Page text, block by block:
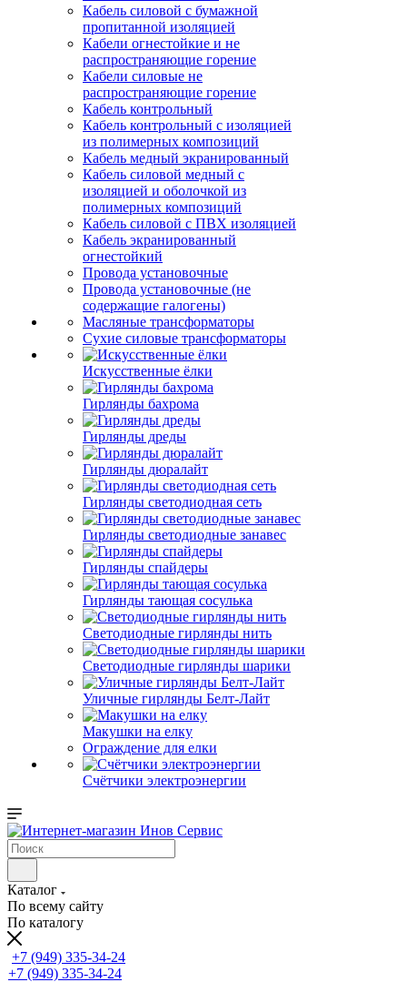
Кабель силовой с бумажной
пропитанной изоляцией
Кабели огнестойкие и не
распространяющие горение
Кабели силовые не
распространяющие горение
Кабель контрольный
Кабель контрольный с изоляцией
из полимерных композиций
Кабель медный экранированный
Кабель силовой медный с
изоляцией и оболочкой из
полимерных композиций
Кабель силовой с ПВХ изоляцией
Кабель экранированный
огнестойкий
Провода установочные
Провода установочные (не
содержащие галогены)
Масляные трансформаторы
Сухие силовые трансформаторы
Искусственные ёлки
Гирлянды бахрома
Гирлянды дреды
Гирлянды дюралайт
Гирлянды светодиодная сеть
Гирлянды светодиодные занавес
Гирлянды спайдеры
Гирлянды тающая сосулька
Светодиодные гирлянды нить
Светодиодные гирлянды шарики
Уличные гирлянды Белт-Лайт
Макушки на елку
Ограждение для елки
Счётчики электроэнергии
Каталог
По всему сайту
По каталогу
+7 (949) 335-34-24
+7 (949) 335-34-24